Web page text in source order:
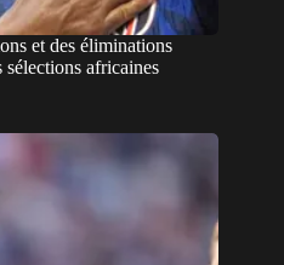
et des éliminations
africaines